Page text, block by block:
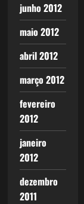
junho 2012
maio 2012
abril 2012
março 2012
fevereiro
2012
janeiro
2012
dezembro
2011